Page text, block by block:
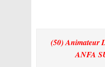
(50) Animateur
ANFA